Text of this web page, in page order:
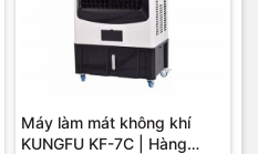
Máy làm mát không khí
KUNGFU KF-7C | Hàng